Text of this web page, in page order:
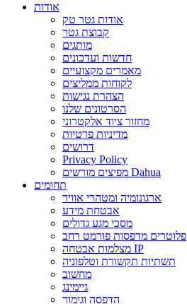
אודות
אודות גטר טק
קבוצת גטר
מותגים
חדשות ועדכונים
מאמרים מקצועיים
לקוחות ממליצים
הצהרת נגישות
הסרטונים שלנו
מחזור ציוד אלקטרוני
מדיניות פרטיות
דרושים
Privacy Policy
מפיצים מורשים Dahua
תחומים
ארגונומיה ומטהרי אוויר
אבטחת מידע
מסכי מגע גדולים
פלוטרים מדפסות פורמט רחב
מצלמות אבטחה IP
תשתיות תקשורת וטלפוניה
מחשוב
גיימינג
הדפסה וגימור